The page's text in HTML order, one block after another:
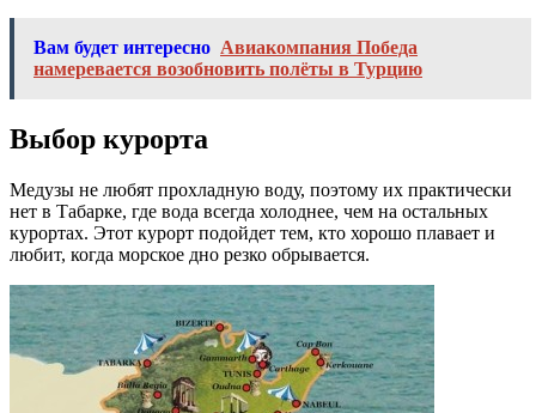
Вам будет интересно Авиакомпания Победа
намеревается возобновить полёты в Турцию
Выбор курорта
Медузы не любят прохладную воду, поэтому их практически
нет в Табарке, где вода всегда холоднее, чем на остальных
курортах. Этот курорт подойдет тем, кто хорошо плавает и
любит, когда морское дно резко обрывается.